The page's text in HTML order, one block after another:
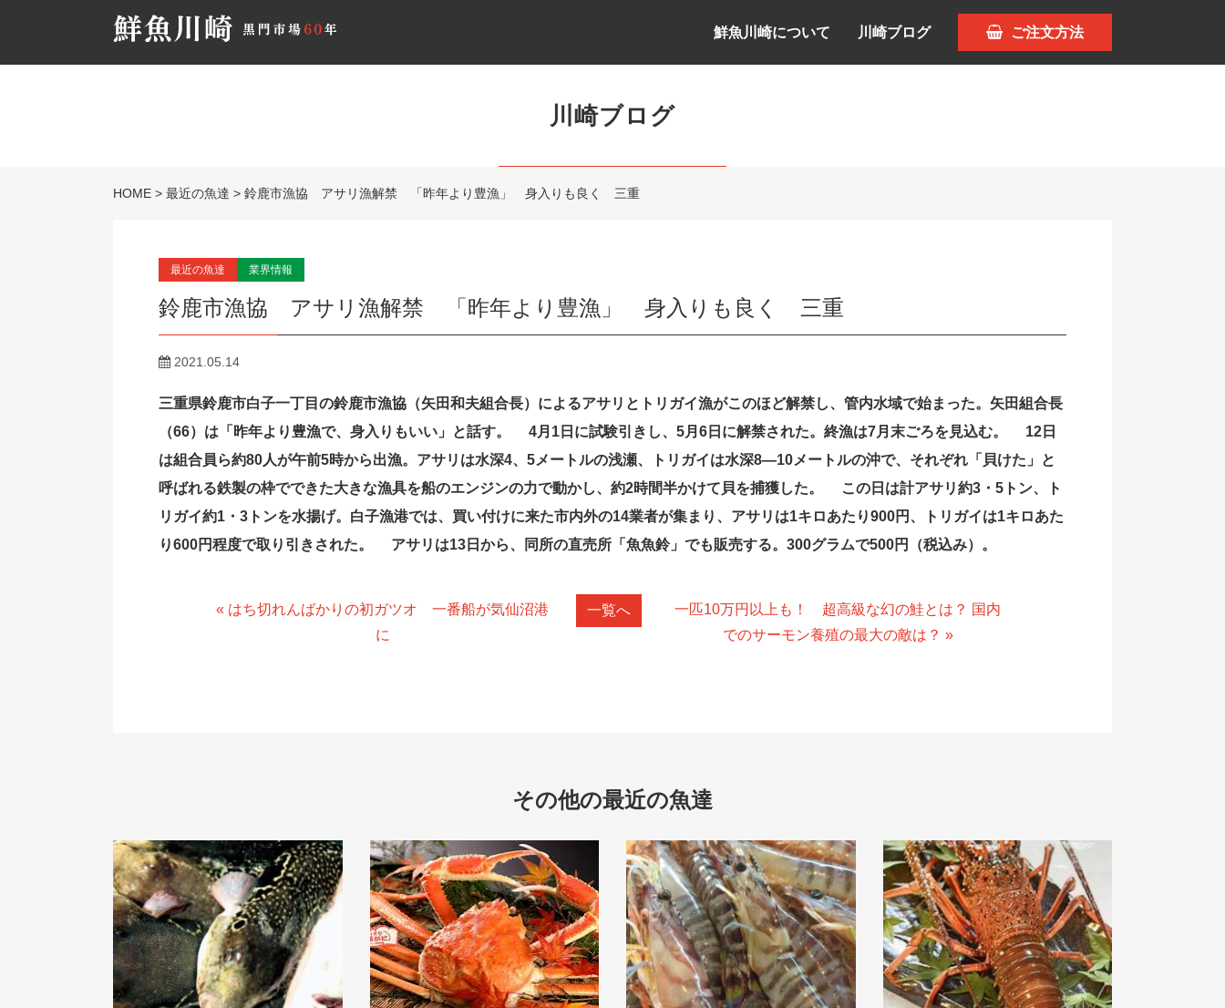
鮮魚川崎について 川崎ブログ ご注文方法
川崎ブログ
HOME > 最近の魚達 > 鈴鹿市漁協 アサリ漁解禁 「昨年より豊漁」 身入りも良く 三重
最近の魚達 業界情報
鈴鹿市漁協 アサリ漁解禁 「昨年より豊漁」 身入りも良く 三重
2021.05.14
三重県鈴鹿市白子一丁目の鈴鹿市漁協（矢田和夫組合長）によるアサリとトリガイ漁がこのほど解禁し、管内水域で始まった。矢田組合長
（66）は「昨年より豊漁で、身入りもいい」と話す。 4月1日に試験引きし、5月6日に解禁された。終漁は7月末ごろを見込む。 12日
は組合員ら約80人が午前5時から出漁。アサリは水深4、5メートルの浅瀬、トリガイは水深8―10メートルの沖で、それぞれ「貝けた」と
呼ばれる鉄製の枠でできた大きな漁具を船のエンジンの力で動かし、約2時間半かけて貝を捕獲した。 この日は計アサリ約3・5トン、ト
リガイ約1・3トンを水揚げ。白子漁港では、買い付けに来た市内外の14業者が集まり、アサリは1キロあたり900円、トリガイは1キロあた
り600円程度で取り引きされた。 アサリは13日から、同所の直売所「魚魚鈴」でも販売する。300グラムで500円（税込み）。
« はち切れんばかりの初ガツオ 一番船が気仙沼港
に
一覧へ
一匹10万円以上も！ 超高級な幻の鮭とは？ 国内
でのサーモン養殖の最大の敵は？ »
その他の最近の魚達